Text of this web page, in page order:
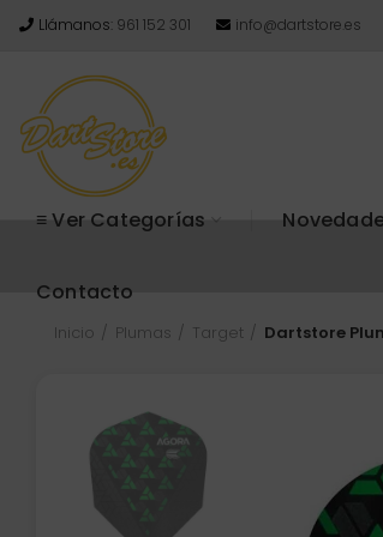
Llámanos: 961 152 301 info@dartstore.es
≡ Ver Categorías
Contacto
Inicio Plumas Target Dartstore